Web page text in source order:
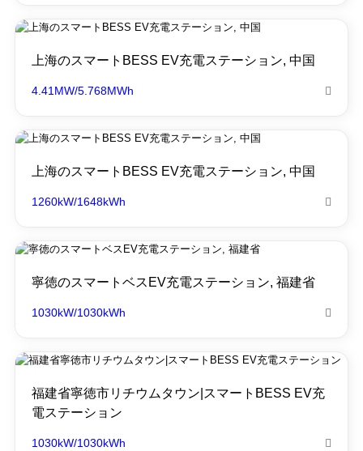
上海のスマートBESS EV充電ステーション, 中国
4.41MW/5.768MWh 
上海のスマートBESS EV充電ステーション, 中国
1260kW/1648kWh 
寧徳のスマートベスEV充電ステーション, 福建省
1030kW/1030kWh 
福建省寧徳市リチウムタウン|スマートBESS EV充
電ステーション
1030kW/1030kWh 